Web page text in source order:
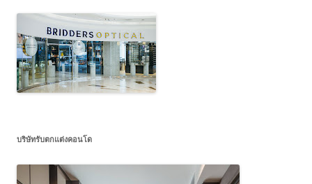
บริษัทรับตกแต่งคอนโด